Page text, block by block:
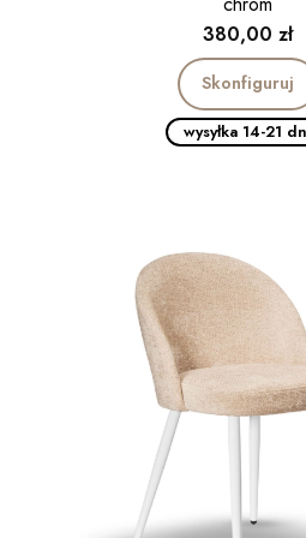
Cena
380,00 zł
Skonfiguruj
wysyłka 14-21